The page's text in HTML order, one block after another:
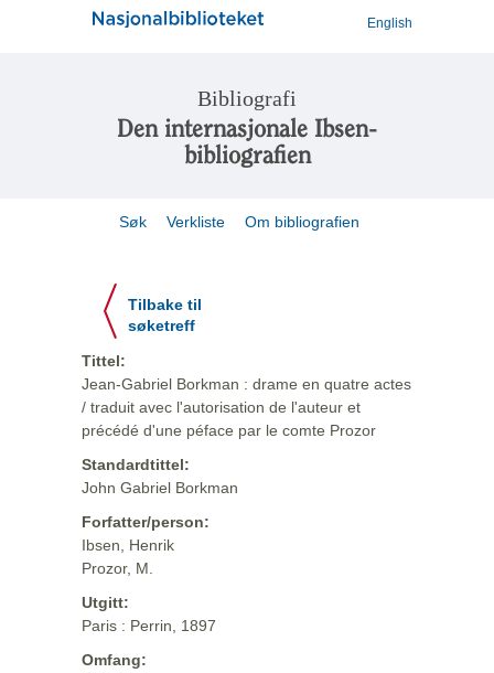
English
Bibliografi
Den internasjonale Ibsen-
bibliografien
Søk Verkliste Om bibliografien
Tilbake til
søketreff
Tittel:
Jean-Gabriel Borkman : drame en quatre actes
/ traduit avec l'autorisation de l'auteur et
précédé d'une péface par le comte Prozor
Standardtittel:
John Gabriel Borkman
Forfatter/person:
Ibsen, Henrik
Prozor, M.
Utgitt:
Paris : Perrin, 1897
Omfang: